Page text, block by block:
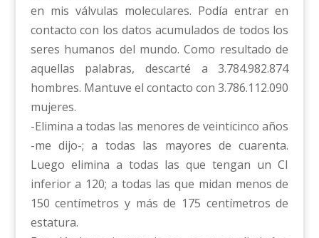
en mis válvulas moleculares. Podía entrar en
contacto con los datos acumulados de todos los
seres humanos del mundo. Como resultado de
aquellas palabras, descarté a 3.784.982.874
hombres. Mantuve el contacto con 3.786.112.090
mujeres.
-Elimina a todas las menores de veinticinco años
-me dijo-; a todas las mayores de cuarenta.
Luego elimina a todas las que tengan un CI
inferior a 120; a todas las que midan menos de
150 centímetros y más de 175 centímetros de
estatura.